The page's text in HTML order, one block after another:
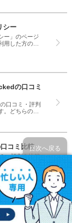
掲載している
シー
ー」のページ
した方の口
掲載している
の口コミ
口コミ・評判
どちらのサ
のどちらを
コミ比較
・評判を比較
らのサービス
すので、良い
見て、マンガ
のか参考にし
コミ比較
・評判を比較
目次へ戻る